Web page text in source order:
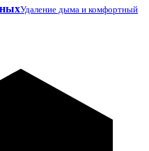
Удаление дыма и комфортный